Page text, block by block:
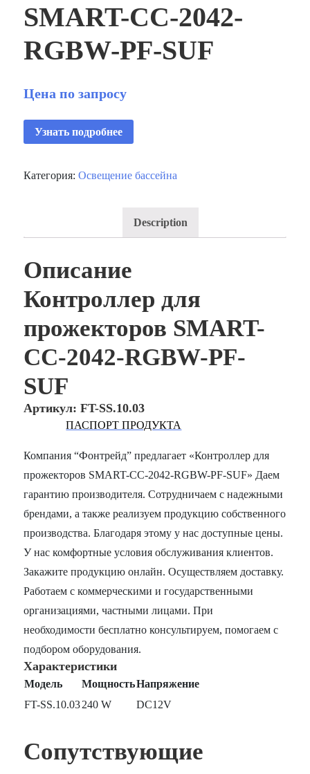
SMART-СС-2042-
RGBW-PF-SUF
Цена по запросу
Узнать подробнее
Категория:Освещение бассейна
Description
Описание
Контроллер для
прожекторов SMART-
СС-2042-RGBW-PF-
SUF
Артикул: FT-SS.10.03
ПАСПОРТ ПРОДУКТА
Компания “Фонтрейд” предлагает «Контроллер для
прожекторов SMART-СС-2042-RGBW-PF-SUF» Даем
гарантию производителя. Сотрудничаем с надежными
брендами, а также реализуем продукцию собственного
производства. Благодаря этому у нас доступные цены.
У нас комфортные условия обслуживания клиентов.
Закажите продукцию онлайн. Осуществляем доставку.
Работаем с коммерческими и государственными
организациями, частными лицами. При
необходимости бесплатно консультируем, помогаем с
подбором оборудования.
Характеристики
Модель МощностьНапряжение
FT-SS.10.03240 W DC12V
Сопутствующие